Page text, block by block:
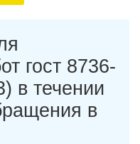
гост 8736-
в течении
в